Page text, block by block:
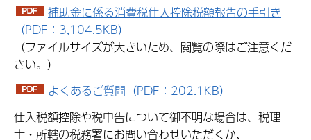
補助金に係る消費税仕入控除税額報告の手引き
（PDF：3,104.5KB）
（ファイルサイズが大きいため、閲覧の際はご注意くだ
さい。）
よくあるご質問（PDF：202.1KB）
仕入税額控除や税申告について御不明な場合は、税理
士・所轄の税務署にお問い合わせいただくか、